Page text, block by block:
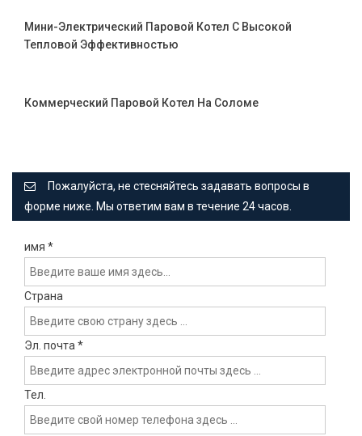
Мини-Электрический Паровой Котел С Высокой
Тепловой Эффективностью
Коммерческий Паровой Котел На Соломе
Пожалуйста, не стесняйтесь задавать вопросы в
форме ниже. Мы ответим вам в течение 24 часов.
имя *
Страна
Эл. почта *
Тел.